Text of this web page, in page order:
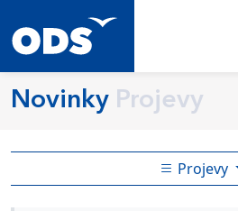
Novinky Projevy
Projevy